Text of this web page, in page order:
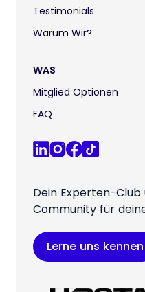
Testimonials
Warum Wir?
WAS
Mitglied Optionen
FAQ
Dein Experten-
Community für
Lerne uns kennen